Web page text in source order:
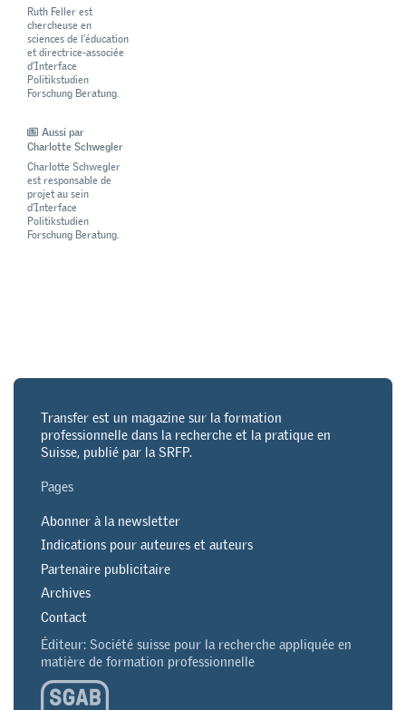
Ruth Feller est
chercheuse en
sciences de l’éducation
et directrice-associée
d’Interface
Politikstudien
Forschung Beratung.
Aussi par
Charlotte Schwegler
Charlotte Schwegler
est responsable de
projet au sein
d’Interface
Politikstudien
Forschung Beratung.
Transfer est un magazine sur la formation
professionnelle dans la recherche et la pratique en
Suisse, publié par la SRFP.
Pages
Abonner à la newsletter
Indications pour auteures et auteurs
Partenaire publicitaire
Archives
Contact
Éditeur: Société suisse pour la recherche appliquée en
matière de formation professionnelle